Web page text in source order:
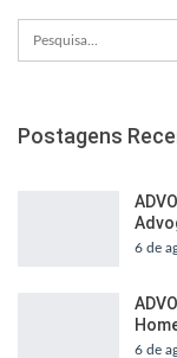
Postagens
6 de
6 de